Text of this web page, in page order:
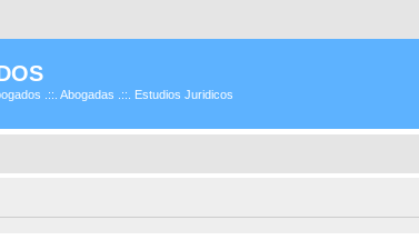
.::. Abogadas .::. Estudios Juridicos